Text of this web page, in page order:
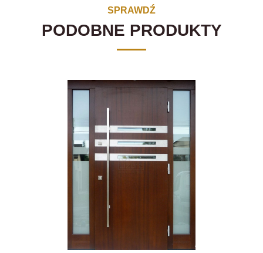
SPRAWDŹ
PODOBNE PRODUKTY